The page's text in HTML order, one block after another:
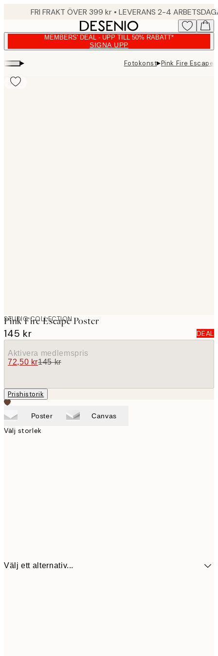
FRI FRAKT ÖVER 399 kr • LEVERANS 2-4
MEMBERS' DEAL - UPP TILL 50% RABATT*
SIGNA UPP
▸ Fotokonst▸Pink Fire Escape
STUDIO COLLECTION
Pink Fire Escape Poster
145 kr DEAL
Aktivera medlemspris
72,50 kr145 kr
Prishistorik
Poster Canvas
Välj storlek
Välj ett alternativ...